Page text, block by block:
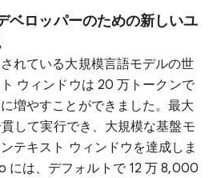
ベロッパーのための新しいユ
れている大規模言語モデルの世
ウィンドウは 20 万トークンで
増やすことができました。最大
して実行でき、大規模な基盤モ
テキスト ウィンドウを達成しま
には、デフォルトで 12 万 8,000